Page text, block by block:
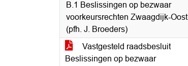
B.1 Beslissingen op bezwaar
voorkeursrechten Zwaagdijk-Oost
(pfh. J. Broeders)
Vastgesteld raadsbesluit
Beslissingen op bezwaar